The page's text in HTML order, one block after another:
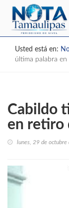
Usted está en:
última palabra
Cabildo
en retiro
lunes, 29 de octubre